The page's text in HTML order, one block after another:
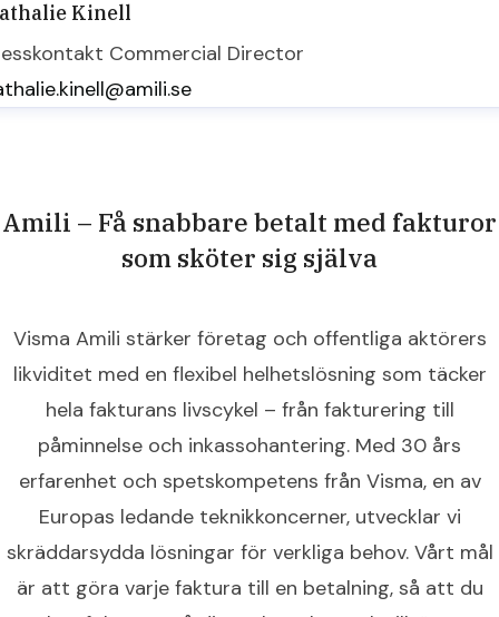
Kinell
Commercial Director
Amili – Få snabbare betalt med fakturor
som sköter sig själva
Visma Amili stärker företag och offentliga aktörers
likviditet med en flexibel helhetslösning som täcker
hela fakturans livscykel – från fakturering till
påminnelse och inkassohantering. Med 30 års
erfarenhet och spetskompetens från Visma, en av
Europas ledande teknikkoncerner, utvecklar vi
skräddarsydda lösningar för verkliga behov. Vårt mål
är att göra varje faktura till en betalning, så att du